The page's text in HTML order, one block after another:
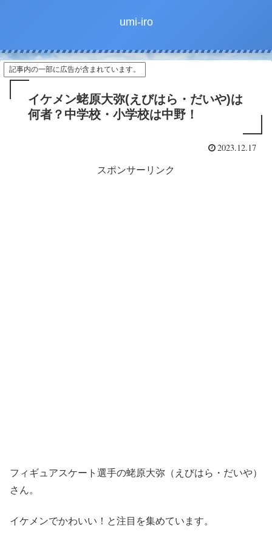
umi-iro
記事内の一部に広告が含まれています。
イケメン蛯原大弥(えびはら・だいや)は
何者？中学校・小学校は中野！
2023.12.17
スポンサーリンク
フィギュアスケート選手の蛯原大弥（えびはら・だいや）
さん。
イケメンでかわいい！と注目を集めています。